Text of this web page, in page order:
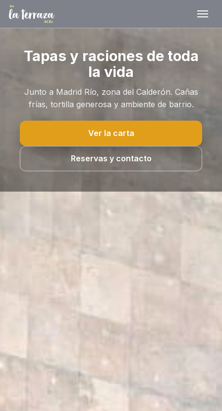
Tapas y raciones de toda
la vida
Junto a Madrid Río, zona del Calderón. Cañas
frías, tortilla generosa y ambiente de barrio.
Ver la carta
Reservas y contacto